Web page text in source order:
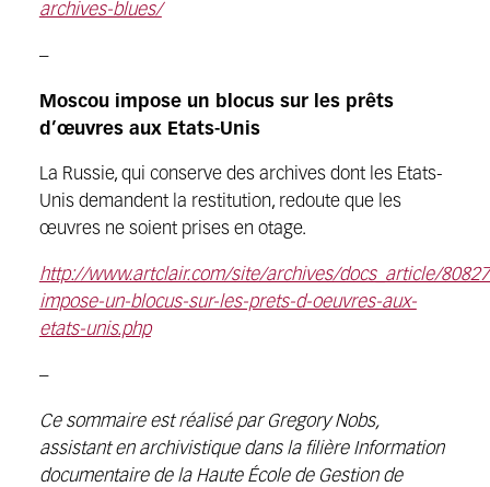
archives-blues/
–
Moscou impose un blocus sur les prêts
d’œuvres aux Etats-Unis
La Russie, qui conserve des archives dont les Etats-
Unis demandent la restitution, redoute que les
œuvres ne soient prises en otage.
http://www.artclair.com/site/archives/docs_article/
impose-un-blocus-sur-les-prets-d-oeuvres-aux-
etats-unis.php
–
Ce sommaire est réalisé par Gregory Nobs,
assistant en archivistique dans la filière Information
documentaire de la Haute École de Gestion de